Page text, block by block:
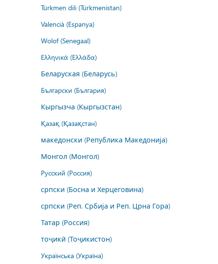
Türkmen dili (Türkmenistan)
Valencià (Espanya)
Wolof (Senegaal)
Ελληνικά (Ελλάδα)
Беларуская (Беларусь)
Български (България)
Кыргызча (Кыргызстан)
Қазақ (Қазақстан)
македонски (Република Македонија)
Монгол (Монгол)
Русский (Россия)
српски (Босна и Херцеговина)
српски (Реп. Србија и Реп. Црна Гора)
Татар (Россия)
тоҷикӣ (Тоҷикистон)
Українська (Україна)